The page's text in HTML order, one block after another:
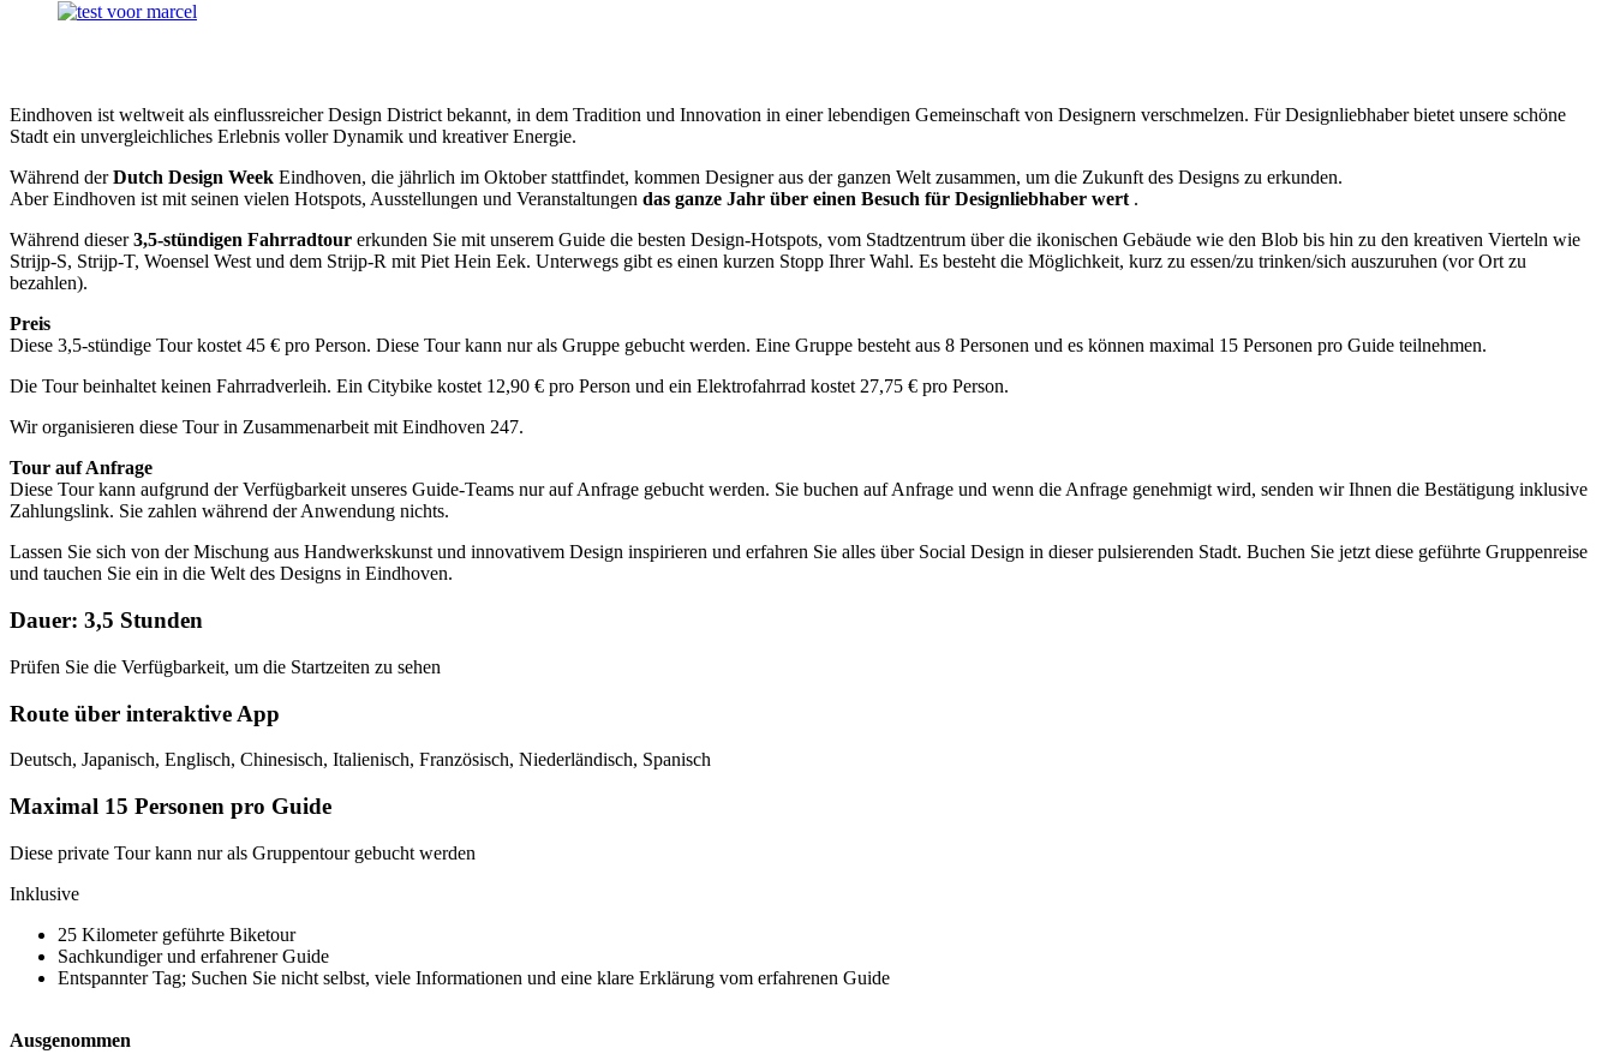
Eindhoven ist weltweit als einflussreicher Design District bekannt, in dem Tradition und Innovation in einer lebendigen Gemeinschaft von Designern verschmelzen. Für Designliebhaber bietet unsere schöne
Stadt ein unvergleichliches Erlebnis voller Dynamik und kreativer Energie.
Während derDutch Design Week Eindhoven, die jährlich im Oktober stattfindet, kommen Designer aus der ganzen Welt zusammen, um die Zukunft des Designs zu erkunden.
Aber Eindhoven ist mit seinen vielen Hotspots, Ausstellungen und Veranstaltungen das ganze Jahr über einen Besuch für Designliebhaber wert.
Während dieser3,5-stündigen Fahrradtour erkunden Sie mit unserem Guide die besten Design-Hotspots, vom Stadtzentrum über die ikonischen Gebäude wie den Blob bis hin zu den kreativen Vierteln wie
Strijp-S, Strijp-T, Woensel West und dem Strijp-R mit Piet Hein Eek. Unterwegs gibt es einen kurzen Stopp Ihrer Wahl. Es besteht die Möglichkeit, kurz zu essen/zu trinken/sich auszuruhen (vor Ort zu
bezahlen).
Preis
Diese 3,5-stündige Tour kostet 45 € pro Person. Diese Tour kann nur als Gruppe gebucht werden. Eine Gruppe besteht aus 8 Personen und es können maximal 15 Personen pro Guide teilnehmen.
Die Tour beinhaltet keinen Fahrradverleih. Ein Citybike kostet 12,90 € pro Person und ein Elektrofahrrad kostet 27,75 € pro Person.
Wir organisieren diese Tour in Zusammenarbeit mit Eindhoven 247.
Tour auf Anfrage
Diese Tour kann aufgrund der Verfügbarkeit unseres Guide-Teams nur auf Anfrage gebucht werden. Sie buchen auf Anfrage und wenn die Anfrage genehmigt wird, senden wir Ihnen die Bestätigung inklusive
Zahlungslink. Sie zahlen während der Anwendung nichts.
Lassen Sie sich von der Mischung aus Handwerkskunst und innovativem Design inspirieren und erfahren Sie alles über Social Design in dieser pulsierenden Stadt. Buchen Sie jetzt diese geführte Gruppenreise
und tauchen Sie ein in die Welt des Designs in Eindhoven.
Dauer: 3,5 Stunden
Prüfen Sie die Verfügbarkeit, um die Startzeiten zu sehen
Route über interaktive App
Deutsch, Japanisch, Englisch, Chinesisch, Italienisch, Französisch, Niederländisch, Spanisch
Maximal 15 Personen pro Guide
Diese private Tour kann nur als Gruppentour gebucht werden
Inklusive
25 Kilometer geführte Biketour
Sachkundiger und erfahrener Guide
Entspannter Tag; Suchen Sie nicht selbst, viele Informationen und eine klare Erklärung vom erfahrenen Guide
Ausgenommen